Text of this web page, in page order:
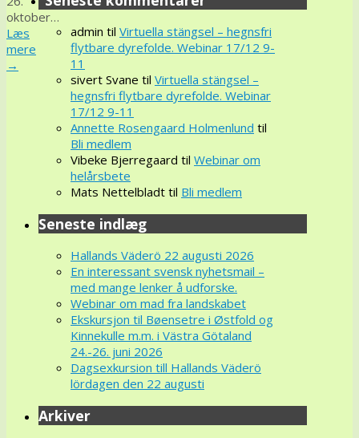
oktober…
Læs
mere
→
admin til Virtuella stängsel – hegnsfri
flytbare dyrefolde. Webinar 17/12 9-
11
sivert Svane til Virtuella stängsel –
hegnsfri flytbare dyrefolde. Webinar
17/12 9-11
Annette Rosengaard Holmenlund til
Bli medlem
Vibeke Bjerregaard til Webinar om
helårsbete
Mats Nettelbladt til Bli medlem
Seneste indlæg
Hallands Väderö 22 augusti 2026
En interessant svensk nyhetsmail –
med mange lenker å udforske.
Webinar om mad fra landskabet
Ekskursjon til Bøensetre i Østfold og
Kinnekulle m.m. i Västra Götaland
24.-26. juni 2026
Dagsexkursion till Hallands Väderö
lördagen den 22 augusti
Arkiver